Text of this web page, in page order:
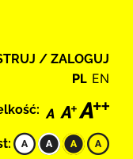
/ ZALOGUJ
PL EN